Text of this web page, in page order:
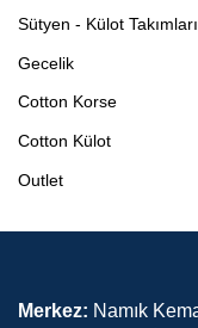
Sütyen - Külot
Gecelik
Cotton Korse
Cotton Külot
Outlet
Merkez: Namık